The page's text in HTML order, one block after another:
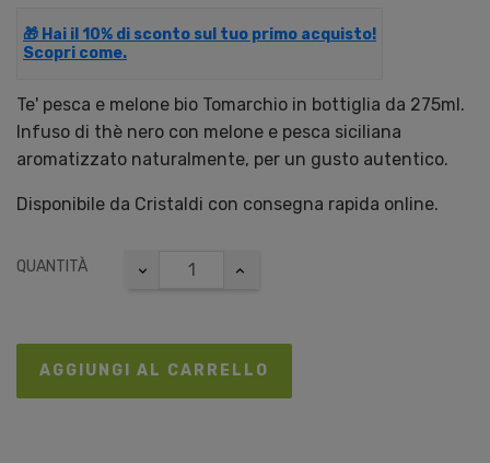
🎁 Hai il 10% di sconto sul tuo primo acquisto!
Scopri come.
Te' pesca e melone bio Tomarchio in bottiglia da 275ml.
Infuso di thè nero con melone e pesca siciliana
aromatizzato naturalmente, per un gusto autentico.
Disponibile da Cristaldi con consegna rapida online.
QUANTITÀ
AGGIUNGI AL CARRELLO